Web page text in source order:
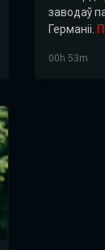
заводаў
Германіі.
00h 53m